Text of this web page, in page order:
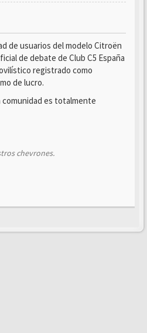
de usuarios del modelo Citroën
de debate de Club C5 España
registrado como
de lucro.
comunidad es totalmente
chevrones.